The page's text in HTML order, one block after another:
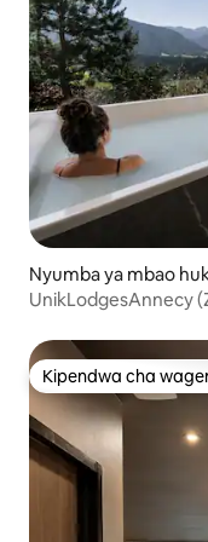
Nyumba ya mbao
UnikLodgesAnnecy
Kipendwa cha
Kipendwa cha